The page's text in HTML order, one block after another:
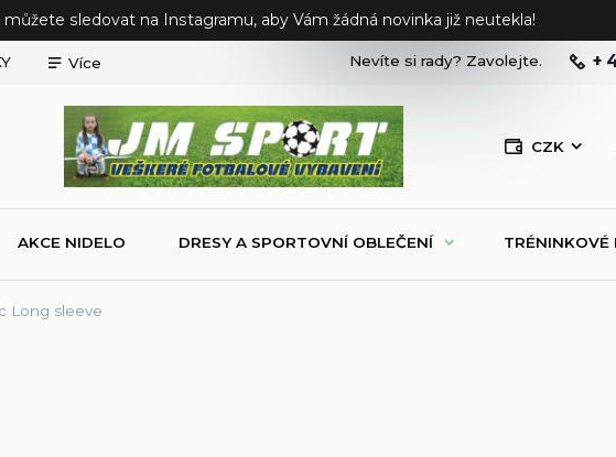
můžete sledovat na Instagramu, aby Vám žádná novinka již neutekla!
Více
CZK
Nevíte si rady? Zavolejte. +
AKCE NIDELO DRESY A SPORTOVNÍ OBLEČENÍ TRÉNINKOVÉ
Long sleeve